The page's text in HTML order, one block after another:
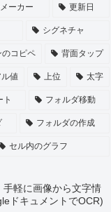
ーカー 更新日
シグネチャ
のコピペ 背面タップ
ル値 上位 太字
ト フォルダ移動
フォルダの作成
セル内のグラフ
手軽に画像から文字情
ドキュメントでOCR)